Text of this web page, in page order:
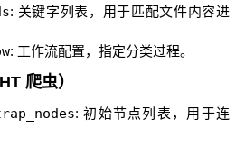
: 关键字列表，用于匹配文件内容进
: 工作流配置，指定分类过程。
爬虫）
: 初始节点列表，用于连